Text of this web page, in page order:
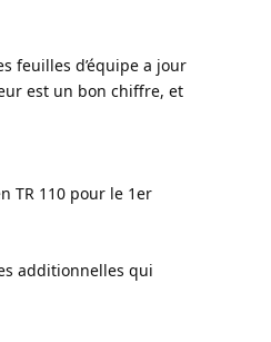
feuilles d’équipe a jour
est un bon chiffre, et
TR 110 pour le 1er
additionnelles qui